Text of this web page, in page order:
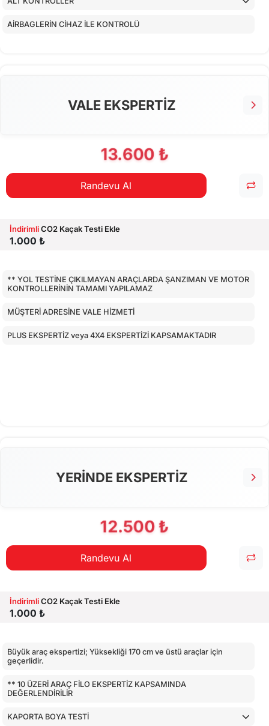
AİRBAGLERİN CİHAZ İLE KONTROLÜ
VALE EKSPERTİZ
13.600 ₺
Randevu Al
İndirimliCO2 Kaçak Testi Ekle
1.000 ₺
** YOL TESTİNE ÇIKILMAYAN ARAÇLARDA ŞANZIMAN VE MOTOR
KONTROLLERİNİN TAMAMI YAPILAMAZ
MÜŞTERİ ADRESİNE VALE HİZMETİ
PLUS EKSPERTİZ veya 4X4 EKSPERTİZİ KAPSAMAKTADIR
YERİNDE EKSPERTİZ
12.500 ₺
Randevu Al
İndirimliCO2 Kaçak Testi Ekle
1.000 ₺
Büyük araç ekspertizi; Yüksekliği 170 cm ve üstü araçlar için
geçerlidir.
** 10 ÜZERİ ARAÇ FİLO EKSPERTİZ KAPSAMINDA
DEĞERLENDİRİLİR
KAPORTA BOYA TESTİ